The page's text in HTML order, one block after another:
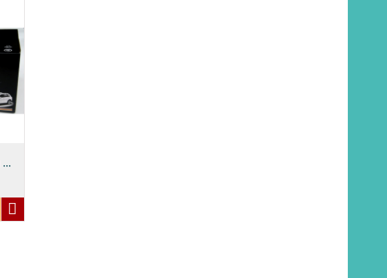
Volkswagen Touareg - радиоуправляемая маш...